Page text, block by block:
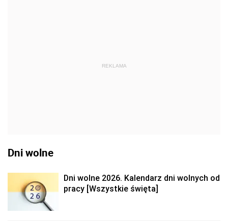
REKLAMA
Dni wolne
Dni wolne 2026. Kalendarz dni wolnych od
pracy [Wszystkie święta]